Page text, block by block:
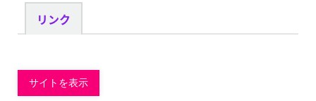
リンク